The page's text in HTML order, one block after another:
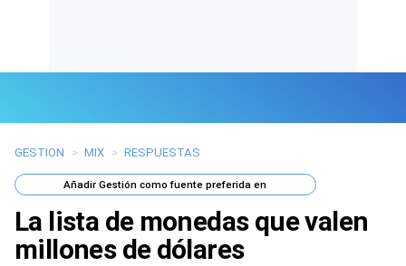
Últimas Noticias
Mi Bolsillo
Respuestas
GESTION > MIX > RESPUESTAS
AñadirGestión como fuente preferida en
La lista de monedas que valen
millones de dólares